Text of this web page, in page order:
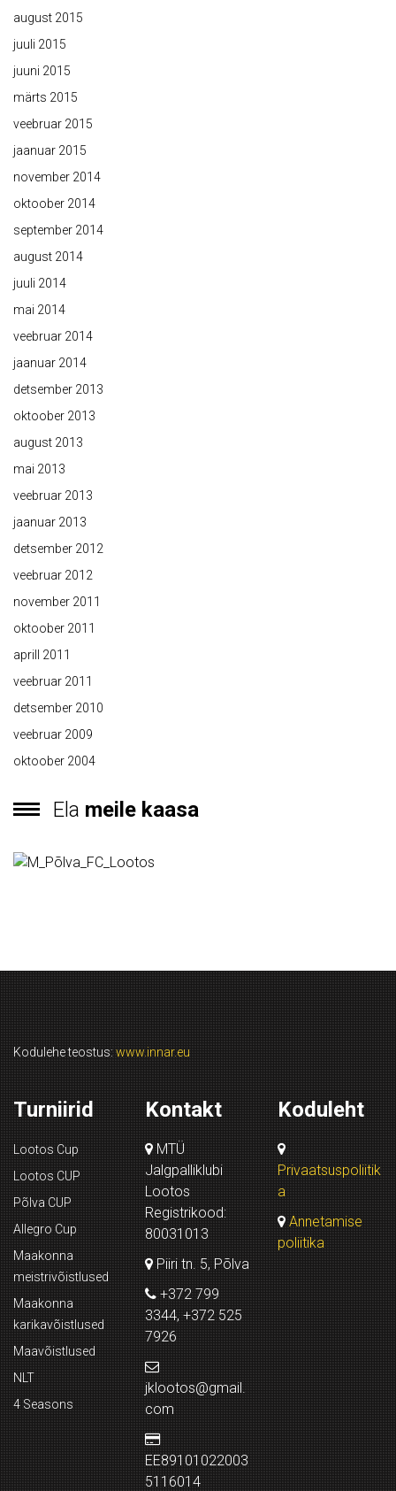
august 2015
juuli 2015
juuni 2015
märts 2015
veebruar 2015
jaanuar 2015
november 2014
oktoober 2014
september 2014
august 2014
juuli 2014
mai 2014
veebruar 2014
jaanuar 2014
detsember 2013
oktoober 2013
august 2013
mai 2013
veebruar 2013
jaanuar 2013
detsember 2012
veebruar 2012
november 2011
oktoober 2011
aprill 2011
veebruar 2011
detsember 2010
veebruar 2009
oktoober 2004
Ela meile kaasa
Kodulehe teostus: www.innar.eu
Turniirid
Lootos Cup
Lootos CUP
Põlva CUP
Allegro Cup
Maakonna
meistrivõistlused
Maakonna
karikavõistlused
Maavõistlused
NLT
4 Seasons
Kontakt
MTÜ
Jalgpalliklubi
Lootos
Registrikood:
80031013
Piiri tn. 5, Põlva
+372 799
3344, +372 525
7926
jklootos@gmail.
com
EE89101022003
5116014
Koduleht
Privaatsuspoliitik
a
Annetamise
poliitika